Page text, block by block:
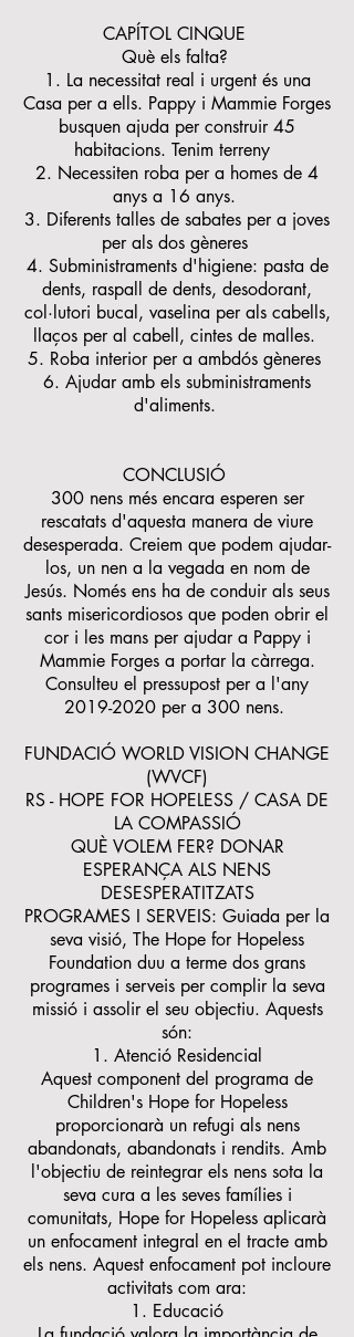
CAPÍTOL CINQUE
Què els falta?
1. La necessitat real i urgent és una
Casa per a ells. Pappy i Mammie Forges
busquen ajuda per construir 45
habitacions. Tenim terreny
2. Necessiten roba per a homes de 4
anys a 16 anys.
3. Diferents talles de sabates per a joves
per als dos gèneres
4. Subministraments d'higiene: pasta de
dents, raspall de dents, desodorant,
col·lutori bucal, vaselina per als cabells,
llaços per al cabell, cintes de malles.
5. Roba interior per a ambdós gèneres
6. Ajudar amb els subministraments
d'aliments.
CONCLUSIÓ
300 nens més encara esperen ser
rescatats d'aquesta manera de viure
desesperada. Creiem que podem ajudar-
los, un nen a la vegada en nom de
Jesús. Només ens ha de conduir als seus
sants misericordiosos que poden obrir el
cor i les mans per ajudar a Pappy i
Mammie Forges a portar la càrrega.
Consulteu el pressupost per a l'any
2019-2020 per a 300 nens.
FUNDACIÓ WORLD VISION CHANGE
(WVCF)
RS - HOPE FOR HOPELESS / CASA DE
LA COMPASSIÓ
QUÈ VOLEM FER? DONAR
ESPERANÇA ALS NENS
DESESPERATITZATS
PROGRAMES I SERVEIS: Guiada per la
seva visió, The Hope for Hopeless
Foundation duu a terme dos grans
programes i serveis per complir la seva
missió i assolir el seu objectiu. Aquests
són:
Atenció Residencial
Aquest component del programa de
Children's Hope for Hopeless
proporcionarà un refugi als nens
abandonats, abandonats i rendits. Amb
l'objectiu de reintegrar els nens sota la
seva cura a les seves famílies i
comunitats, Hope for Hopeless aplicarà
un enfocament integral en el tracte amb
els nens. Aquest enfocament pot incloure
activitats com ara:
Educació